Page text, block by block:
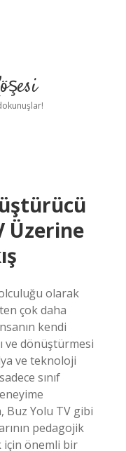
Üzerine
olarak
çok daha
kendi
ve dönüştürmesi
ve teknoloji
sınıf
Buz Yolu TV gibi
pedagojik
için önemli bir